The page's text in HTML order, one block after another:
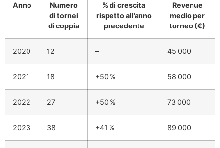
Anno
Numero
di tornei
di coppia
% di crescita
rispetto all’anno
precedente
Revenue
medio per
torneo (€)
2020 12 – 45 000
2021 18 +50 % 58 000
2022 27 +50 % 73 000
2023 38 +41 % 89 000